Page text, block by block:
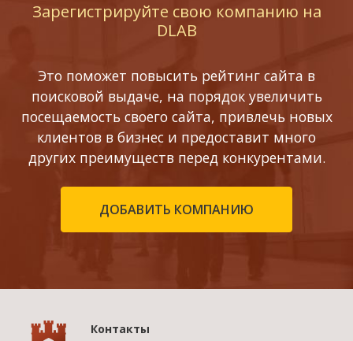
Зарегистрируйте свою компанию на
DLAB
Это поможет повысить рейтинг сайта в
поисковой выдаче, на порядок увеличить
посещаемость своего сайта, привлечь новых
клиентов в бизнес и предоставит много
других преимуществ перед конкурентами.
ДОБАВИТЬ КОМПАНИЮ
Контакты